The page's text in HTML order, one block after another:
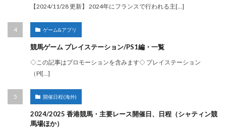
【2024/11/28 更新】 2024年にフランスで行われる主[…]
ゲーム&アプリ
競馬ゲーム プレイステーション/PS1編・一覧
◇この記事はプロモーションを含みます◇ プレイステーション
（Pl[…]
開催日程(海外)
2024/2025 香港競馬・主要レース開催日、日程（シャティン競
馬場ほか）